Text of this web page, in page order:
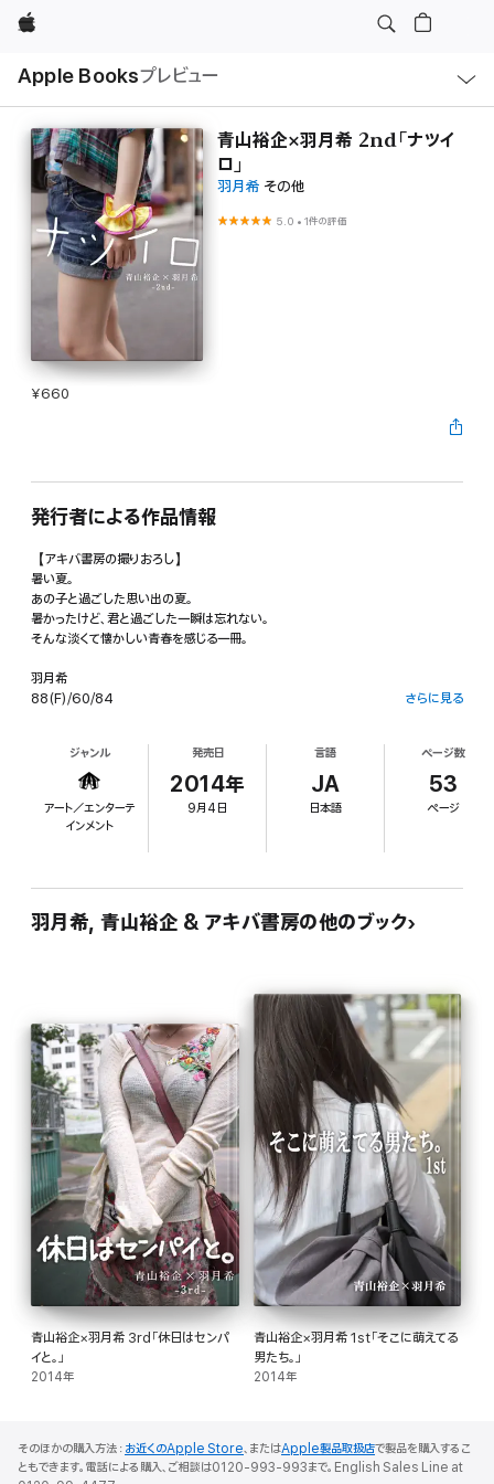
Apple
Apple Booksプレビュー
ル
青山裕企×羽月希 2nd「ナツイ
ロ」
羽月希 その他
5.0 •1件の評価
¥660
発行者による作品情報
【アキバ書房の撮りおろし】
暑い夏。
あの子と過ごした思い出の夏。
暑かったけど、君と過ごした一瞬は忘れない。
そんな淡くて懐かしい青春を感じる一冊。
羽月希
88(F)/60/84
Produced by ilogos/AkibaSyobo
さらに見る
ジャンル
アート／エンターテ
インメント
発売日
2014年
9月4日
言語
JA
日本語
ページ数
53
ページ
羽月希, 青山裕企 & アキバ書房の他のブック
青山裕企×羽月希 3rd「休日はセンパ
イと。」
2014年
青山裕企×羽月希 1st「そこに萌えてる
男たち。」
2014年
そのほかの購入方法： お近くのApple Store、またはApple製品取扱店で製品を購入するこ
ともできます。電話による購入、ご相談は0120-993-993まで。English Sales Line at